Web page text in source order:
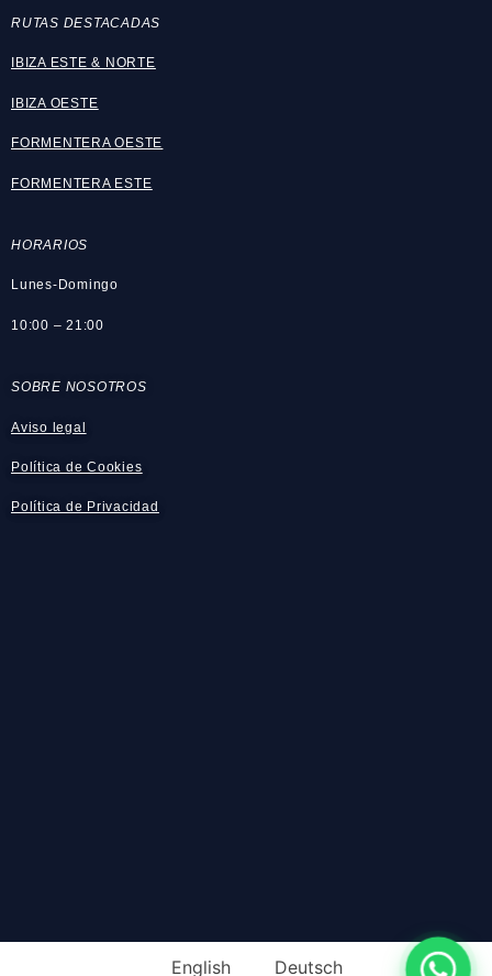
RUTAS DESTACADAS
IBIZA ESTE & NORTE
IBIZA OESTE
FORMENTERA OESTE
FORMENTERA ESTE
HORARIOS
Lunes-Domingo
10:00 – 21:00
SOBRE NOSOTROS
Aviso legal
Política de Cookies
Política de Privacidad
English Deutsch